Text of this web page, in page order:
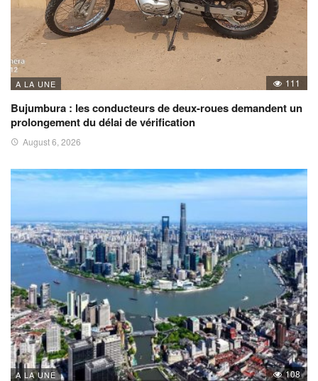
A LA UNE 111
Bujumbura : les conducteurs de deux-roues demandent un
prolongement du délai de vérification
August 6, 2026
A LA UNE 108